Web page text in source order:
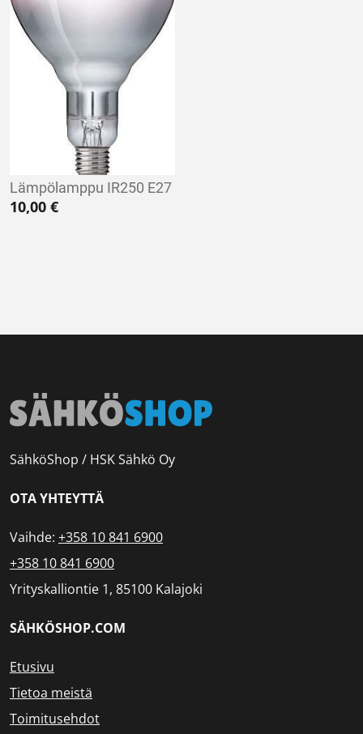
Lämpölamppu IR250 E27
10,00 €
SähköShop / HSK Sähkö Oy
OTA YHTEYTTÄ
Vaihde: +358 10 841 6900
+358 10 841 6900
Yrityskalliontie 1, 85100 Kalajoki
SÄHKÖSHOP.COM
Etusivu
Tietoa meistä
Toimitusehdot